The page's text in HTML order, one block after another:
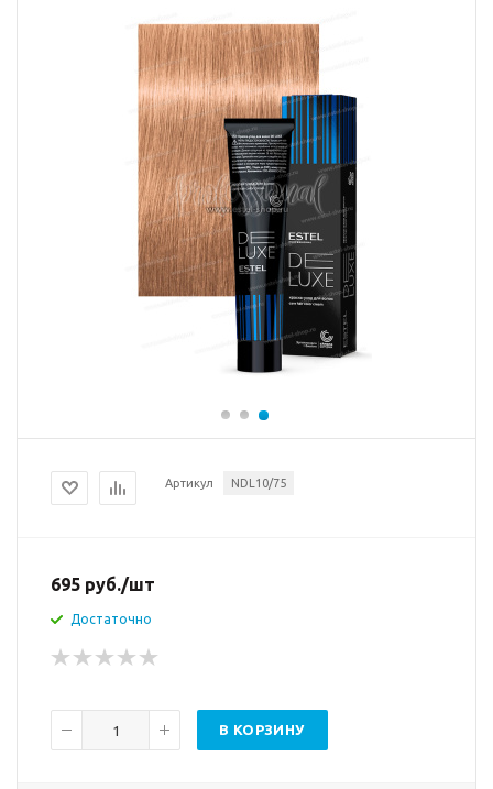
Артикул NDL10/75
695 руб./шт
Достаточно
В КОРЗИНУ